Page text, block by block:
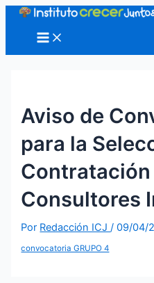
contenido
Main
Menu
Aviso de
para la
Contratación
Consultores
Por Redacción ICJ/09/04/
convocatoria GRUPO 4